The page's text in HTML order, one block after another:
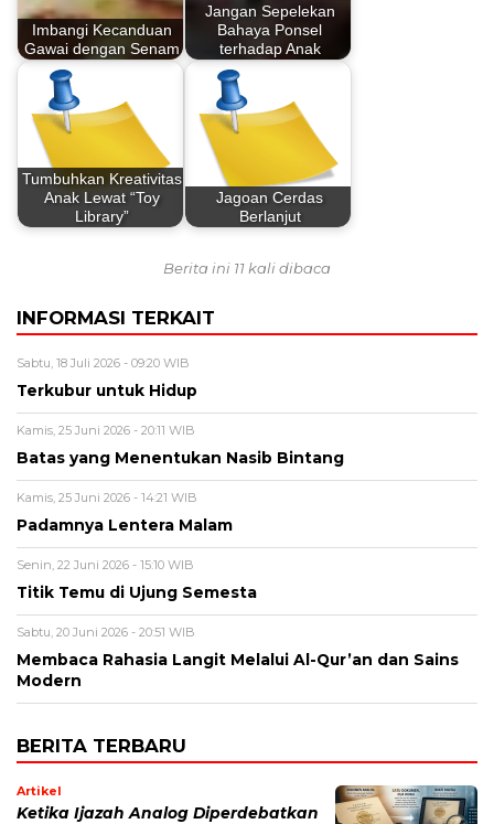
Imbangi Kecanduan
Gawai dengan Senam
Jangan Sepelekan
Bahaya Ponsel
terhadap Anak
Tumbuhkan Kreativitas
Anak Lewat “Toy
Library”
Jagoan Cerdas
Berlanjut
Berita ini 11 kali dibaca
INFORMASI TERKAIT
Sabtu, 18 Juli 2026 - 09:20 WIB
Terkubur untuk Hidup
Kamis, 25 Juni 2026 - 20:11 WIB
Batas yang Menentukan Nasib Bintang
Kamis, 25 Juni 2026 - 14:21 WIB
Padamnya Lentera Malam
Senin, 22 Juni 2026 - 15:10 WIB
Titik Temu di Ujung Semesta
Sabtu, 20 Juni 2026 - 20:51 WIB
Membaca Rahasia Langit Melalui Al-Qur’an dan Sains
Modern
BERITA TERBARU
Artikel
Ketika Ijazah Analog Diperdebatkan